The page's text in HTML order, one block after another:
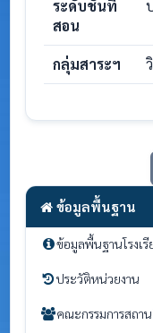
ข้อมูลพื้นฐาน
ข้อมูลพื้นฐานโรงเรี
ประวัติหน่วยงาน
คณะกรรมการสถา
ระดับชั้นที่
สอน
กลุ่มสาระฯ